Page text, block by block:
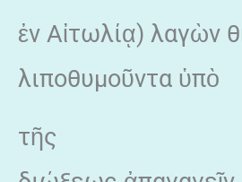
ἐν Αἰτωλίᾳ) λαγὼν
λιποθυμοῦντα ὑπὸ
τῆς